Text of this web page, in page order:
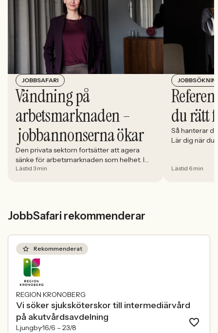
JOBBSAFARI
Vändning på
arbetsmarknaden –
jobbannonserna ökar
Den privata sektorn fortsätter att agera
sänke för arbetsmarknaden som helhet. I
april minskade antalet jobbannonser i
Lästid 3 min
du rätt
Så hanterar
Lär dig när du
Lästid 6 min
JobbSafari rekommenderar
Rekommenderat
REGION KRONOBERG
Vi söker sjuksköterskor till intermediärvård
på akutvårdsavdelning
Ljungby16/6 – 23/8